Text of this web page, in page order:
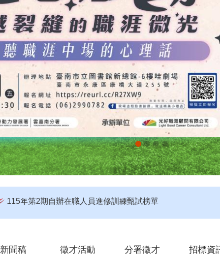
【即測即評】115年度第4梯次未開考職類公告
【技能檢定】115年第4梯次即測即評及發證受理報名職類及
新聞稿 徵才活動 分署徵才 招標資